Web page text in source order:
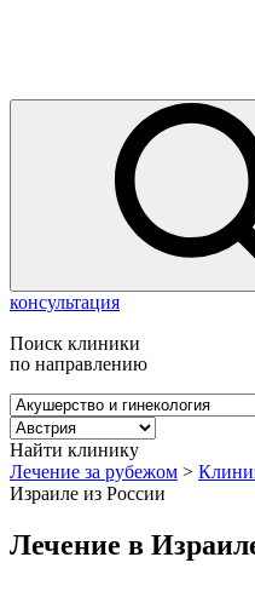
консультация
Поиск клиники
по направлению
Найти клинику
Лечение за рубежом >
Израиле из России
Лечение в